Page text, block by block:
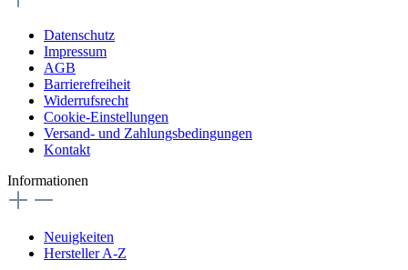
Datenschutz
Impressum
AGB
Barrierefreiheit
Widerrufsrecht
Cookie-Einstellungen
Versand- und Zahlungsbedingungen
Kontakt
Informationen
Neuigkeiten
Hersteller A-Z